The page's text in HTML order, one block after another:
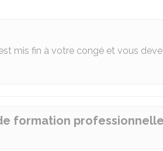
mis fin à votre congé et vous
formation